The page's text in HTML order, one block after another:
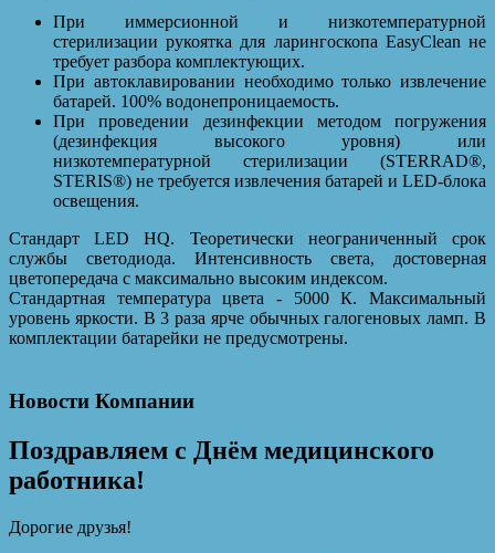
При иммерсионной и низкотемпературной
стерилизации рукоятка для ларингоскопа EasyClean не
требует разбора комплектующих.
При автоклавировании необходимо только извлечение
батарей. 100% водонепроницаемость.
При проведении дезинфекции методом погружения
(дезинфекция высокого уровня) или
низкотемпературной стерилизации (STERRAD®,
STERIS®) не требуется извлечения батарей и LED-блока
освещения.
Стандарт LED HQ. Теоретически неограниченный срок
службы светодиода. Интенсивность света, достоверная
цветопередача с максимально высоким индексом.
Стандартная температура цвета - 5000 К. Максимальный
уровень яркости. В 3 раза ярче обычных галогеновых ламп. В
комплектации батарейки не предусмотрены.
Новости Компании
Поздравляем с Днём медицинского
работника!
Дорогие друзья!